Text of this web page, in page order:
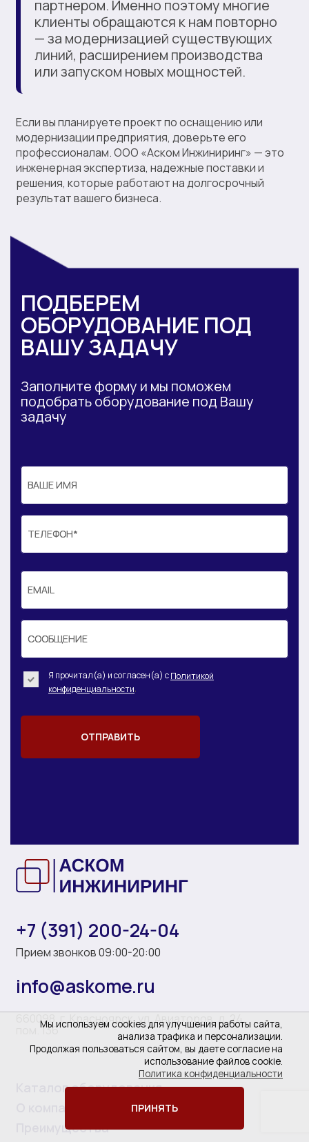
Мы используем cookies для улучшения работы сайта,
анализа трафика и персонализации.
Продолжая пользоваться сайтом, вы даете согласие на
использование файлов cookie.
Политика конфиденциальности
ПРИНЯТЬ
партнером. Именно поэтому многие
клиенты обращаются к нам повторно
— за модернизацией существующих
линий, расширением производства
или запуском новых мощностей.
Если вы планируете проект по оснащению или
модернизации предприятия, доверьте его
профессионалам. ООО «Аском Инжиниринг» — это
инженерная экспертиза, надежные поставки и
решения, которые работают на долгосрочный
результат вашего бизнеса.
ПОДБЕРЕМ
ОБОРУДОВАНИЕ ПОД
ВАШУ ЗАДАЧУ
Заполните форму и мы поможем
подобрать оборудование под Вашу
задачу
ВАШЕ ИМЯ
ВАШЕ ИМЯ
ТЕЛЕФОН*
ТЕЛЕФОН*
EMAIL
EMAIL
СООБЩЕНИЕ
СООБЩЕНИЕ
Я прочитал(а) и согласен(а) сПолитикой
конфиденциальности.
ОТПРАВИТЬ
+7 (391) 200-24-04
Прием звонков 09:00-20:00
info@askome.ru
660098, г. Красноярск, ул. Авиаторов, д. 24,
пом. 136
Каталог оборудования
Преимущества